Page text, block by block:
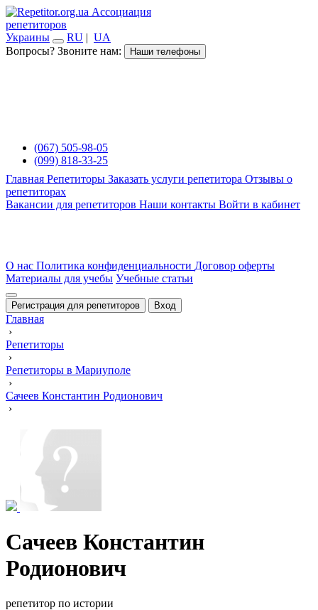
Ассоциация
репетиторов
Украины
RU | UA
Вопросы? Звоните нам:
Наши телефоны
(067) 505-98-05
(099) 818-33-25
Главная Репетиторы Заказать услуги репетитора Отзывы о
репетиторах
Вакансии для репетиторов Наши контакты Войти в кабинет
О нас Политика конфиденциальности Договор оферты
Материалы для учебы Учебные статьи
Регистрация для репетиторов Вход
Главная
›
Репетиторы
›
Репетиторы в Мариуполе
›
Сачеев Константин Родионович
›
Сачеев Константин
Родионович
репетитор по истории